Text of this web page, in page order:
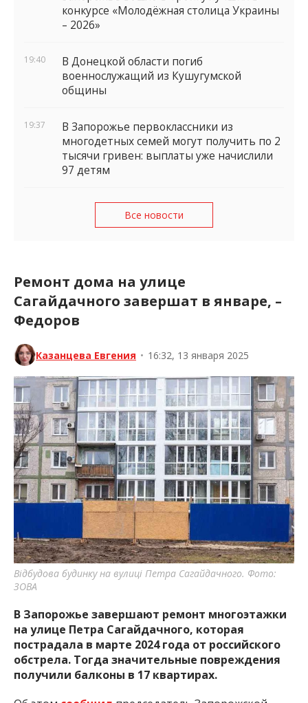
конкурсе «Молодёжная столица Украины
– 2026»
19:40
В Донецкой области погиб
военнослужащий из Кушугумской
общины
19:37
В Запорожье первоклассники из
многодетных семей могут получить по 2
тысячи гривен: выплаты уже начислили
97 детям
Все новости
Ремонт дома на улице
Сагайдачного завершат в январе, –
Федоров
Казанцева Евгения • 16:32, 13 января 2025
Відбудова будинку на вулиці Петра Сагайдачного. Фото:
ЗОВА
В Запорожье завершают ремонт многоэтажки
на улице Петра Сагайдачного, которая
пострадала в марте 2024 года от российского
обстрела. Тогда значительные повреждения
получили балконы в 17 квартирах.